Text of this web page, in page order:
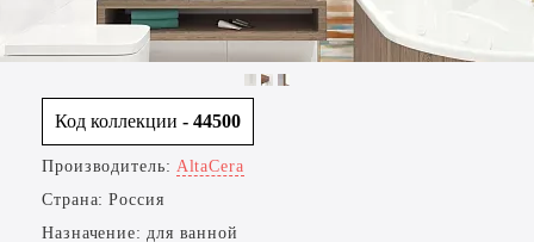
Код коллекции - 44500
Производитель: AltaCera
Страна: Россия
Назначение: для ванной